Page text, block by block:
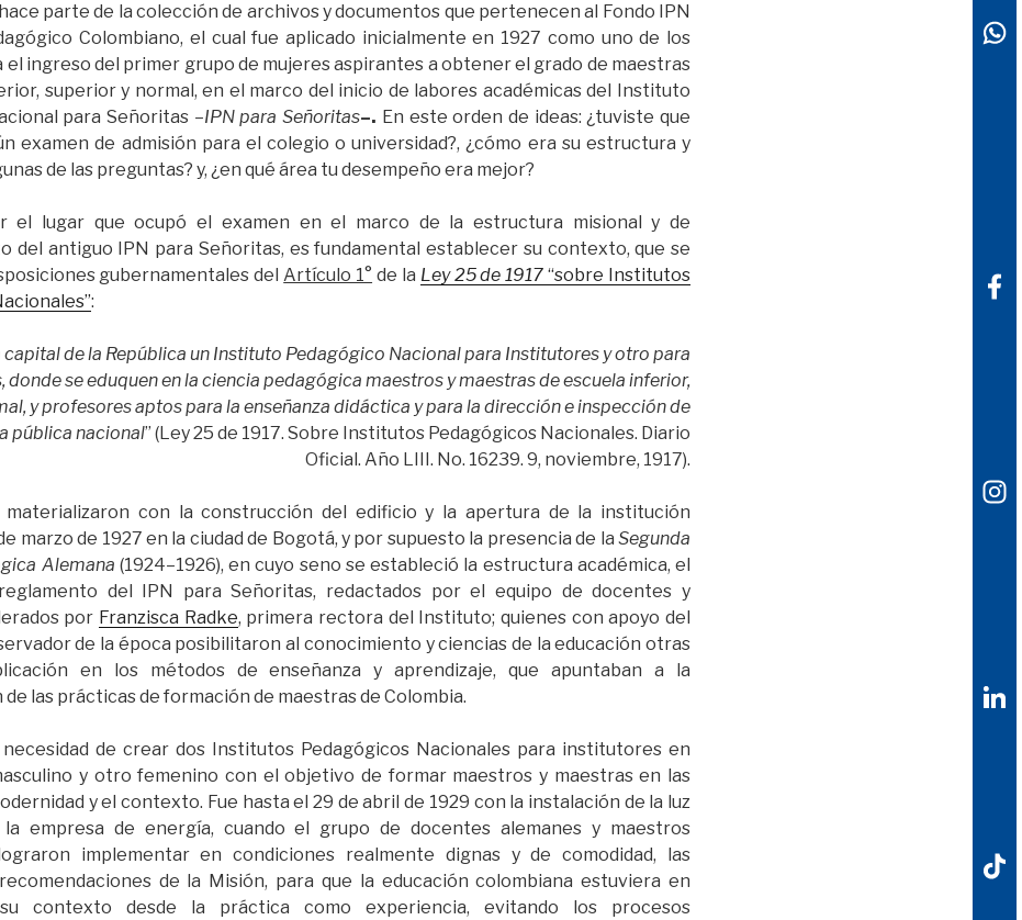
parte de la colección de archivos y documentos que pertenecen al Fondo IPN
Colombiano, el cual fue aplicado inicialmente en 1927 como uno de los
el ingreso del primer grupo de mujeres aspirantes a obtener el grado de maestras
superior y normal, en el marco del inicio de labores académicas del Instituto
para Señoritas –IPN para Señoritas–. En este orden de ideas: ¿tuviste que
examen de admisión para el colegio o universidad?, ¿cómo era su estructura y
de las preguntas? y, ¿en qué área tu desempeño era mejor?
el lugar que ocupó el examen en el marco de la estructura misional y de
del antiguo IPN para Señoritas, es fundamental establecer su contexto, que se
gubernamentales delArtículo 1° de la Ley 25 de 1917 “sobre Institutos
:
capital de la República un Instituto Pedagógico Nacional para Institutores y otro para
donde se eduquen en la ciencia pedagógica maestros y maestras de escuela inferior,
y profesores aptos para la enseñanza didáctica y para la dirección e inspección de
pública nacional” (Ley 25 de 1917. Sobre Institutos Pedagógicos Nacionales. Diario
Oficial. Año LIII. No. 16239. 9, noviembre, 1917).
materializaron con la construcción del edificio y la apertura de la institución
marzo de 1927 en la ciudad de Bogotá, y por supuesto la presencia de la Segunda
Alemana (1924–1926), en cuyo seno se estableció la estructura académica, el
del IPN para Señoritas, redactados por el equipo de docentes y
por Franzisca Radke, primera rectora del Instituto; quienes con apoyo del
de la época posibilitaron al conocimiento y ciencias de la educación otras
en los métodos de enseñanza y aprendizaje, que apuntaban a la
las prácticas de formación de maestras de Colombia.
necesidad de crear dos Institutos Pedagógicos Nacionales para institutores en
y otro femenino con el objetivo de formar maestros y maestras en las
y el contexto. Fue hasta el 29 de abril de 1929 con la instalación de la luz
empresa de energía, cuando el grupo de docentes alemanes y maestros
implementar en condiciones realmente dignas y de comodidad, las
de la Misión, para que la educación colombiana estuviera en
contexto desde la práctica como experiencia, evitando los procesos